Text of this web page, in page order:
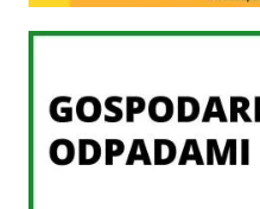
Gospodarka odpadami